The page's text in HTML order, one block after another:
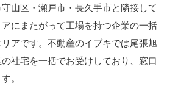
山区・瀬戸市・長久手市と隣接して
にまたがって工場を持つ企業の一括
アです。不動産のイブキでは尾張旭
社宅を一括でお受けしており、窓口
。